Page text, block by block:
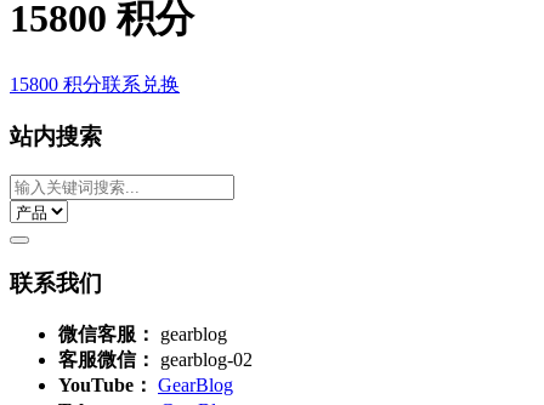
15800 积分
15800 积分联系兑换
站内搜索
联系我们
微信客服：
gearblog
客服微信：
gearblog-02
YouTube： GearBlog